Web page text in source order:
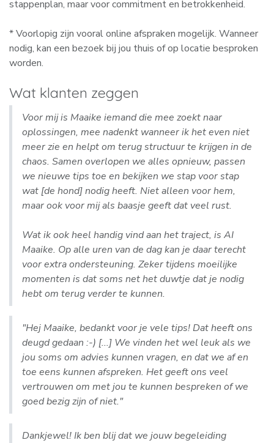
stappenplan, maar voor commitment en betrokkenheid.
* Voorlopig zijn vooral online afspraken mogelijk. Wanneer
nodig, kan een bezoek bij jou thuis of op locatie besproken
worden.
Wat klanten zeggen
Voor mij is Maaike iemand die mee zoekt naar
oplossingen, mee nadenkt wanneer ik het even niet
meer zie en helpt om terug structuur te krijgen in de
chaos. Samen overlopen we alles opnieuw, passen
we nieuwe tips toe en bekijken we stap voor stap
wat [de hond] nodig heeft. Niet alleen voor hem,
maar ook voor mij als baasje geeft dat veel rust.
Wat ik ook heel handig vind aan het traject, is AI
Maaike. Op alle uren van de dag kan je daar terecht
voor extra ondersteuning. Zeker tijdens moeilijke
momenten is dat soms net het duwtje dat je nodig
hebt om terug verder te kunnen.
"Hej Maaike, bedankt voor je vele tips! Dat heeft ons
deugd gedaan :-) [...] We vinden het wel leuk als we
jou soms om advies kunnen vragen, en dat we af en
toe eens kunnen afspreken. Het geeft ons veel
vertrouwen om met jou te kunnen bespreken of we
goed bezig zijn of niet."
Dankjewel! Ik ben blij dat we jouw begeleiding